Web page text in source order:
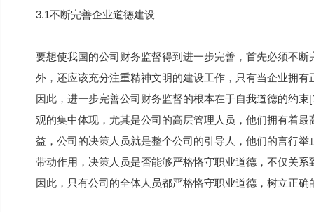
3.1不断完善企业道德建设
要想使我国的公司财务监督得到进一步完善，首先必须不
外，还应该充分注重精神文明的建设工作，只有当企业拥
因此，进一步完善公司财务监督的根本在于自我道德的约
观的集中体现，尤其是公司的高层管理人员，他们拥有着
益，公司的决策人员就是整个公司的引导人，他们的言行
带动作用，决策人员是否能够严格恪守职业道德，不仅关
因此，只有公司的全体人员都严格恪守职业道德，树立正